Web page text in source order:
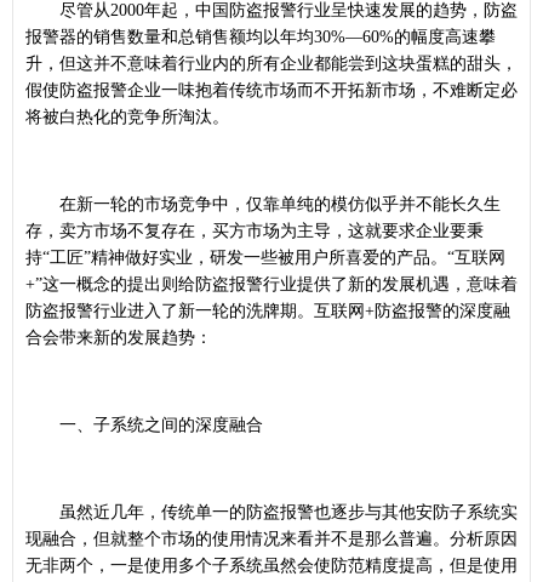
尽管从2000年起，中国防盗报警行业呈快速发展的趋势，防盗
报警器的销售数量和总销售额均以年均30%—60%的幅度高速攀
升，但这并不意味着行业内的所有企业都能尝到这块蛋糕的甜头，
假使防盗报警企业一味抱着传统市场而不开拓新市场，不难断定必
将被白热化的竞争所淘汰。
在新一轮的市场竞争中，仅靠单纯的模仿似乎并不能长久生
存，卖方市场不复存在，买方市场为主导，这就要求企业要秉
持“工匠”精神做好实业，研发一些被用户所喜爱的产品。“互联网
+”这一概念的提出则给防盗报警行业提供了新的发展机遇，意味着
防盗报警行业进入了新一轮的洗牌期。互联网+防盗报警的深度融
合会带来新的发展趋势：
一、子系统之间的深度融合
虽然近几年，传统单一的防盗报警也逐步与其他安防子系统实
现融合，但就整个市场的使用情况来看并不是那么普遍。分析原因
无非两个，一是使用多个子系统虽然会使防范精度提高，但是使用